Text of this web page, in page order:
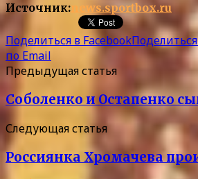
Источник:news.sportbox.ru
Поделиться в Facebook
по Email
Предыдущая статья
Соболенко и Остапенко
Следующая статья
Россиянка Хромачева